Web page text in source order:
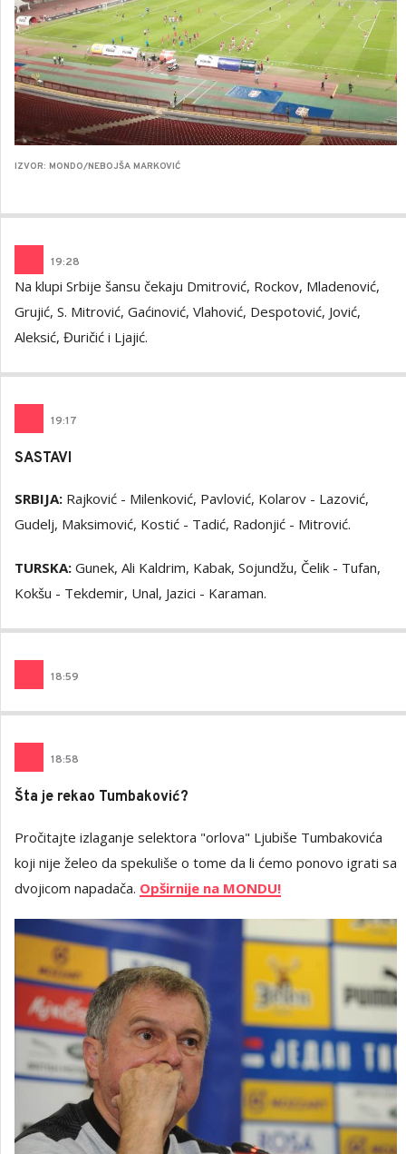
IZVOR: MONDO/NEBOJŠA MARKOVIĆ
19:28
Na klupi Srbije šansu čekaju Dmitrović, Rockov, Mladenović,
Grujić, S. Mitrović, Gaćinović, Vlahović, Despotović, Jović,
Aleksić, Đuričić i Ljajić.
19:17
SASTAVI
SRBIJA: Rajković - Milenković, Pavlović, Kolarov - Lazović,
Gudelj, Maksimović, Kostić - Tadić, Radonjić - Mitrović.
TURSKA: Gunek, Ali Kaldrim, Kabak, Sojundžu, Čelik - Tufan,
Kokšu - Tekdemir, Unal, Jazici - Karaman.
18:59
18:58
Šta je rekao Tumbaković?
Pročitajte izlaganje selektora "orlova" Ljubiše Tumbakovića
koji nije želeo da spekuliše o tome da li ćemo ponovo igrati sa
dvojicom napadača. Opširnije na MONDU!